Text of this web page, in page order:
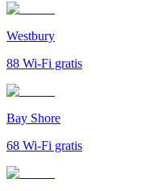
Westbury
88 Wi-Fi gratis
Bay Shore
68 Wi-Fi gratis